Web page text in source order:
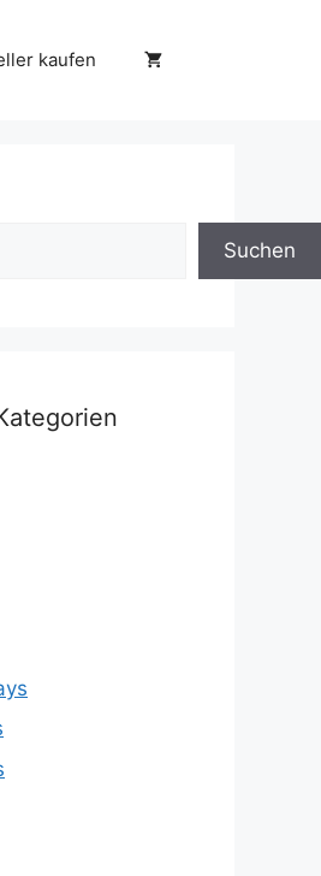
kaufen
Suchen